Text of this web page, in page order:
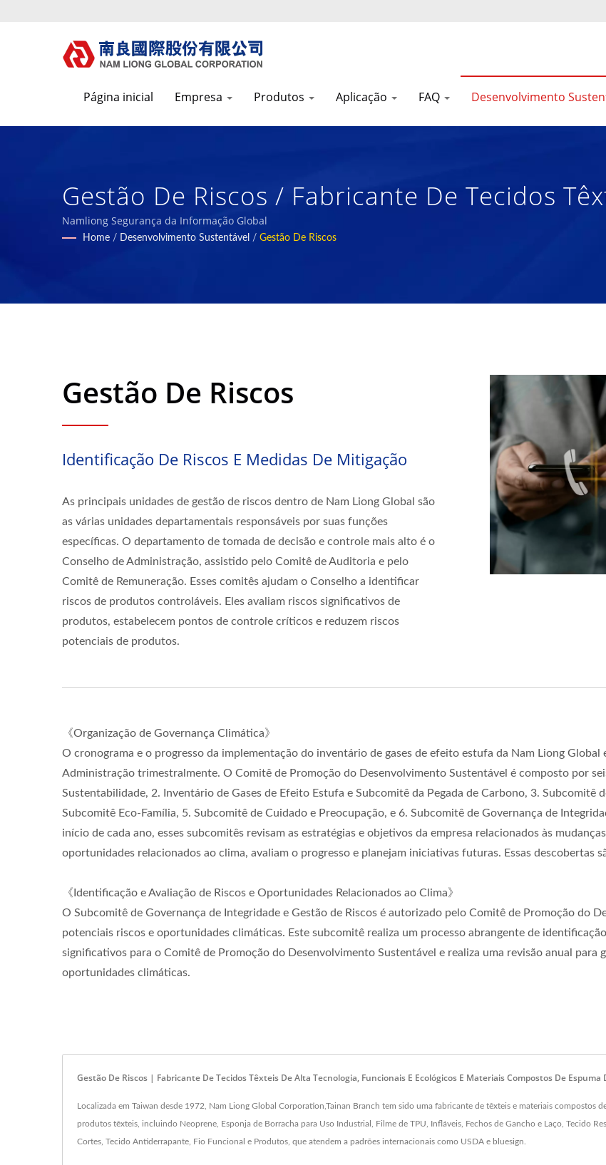
Página inicial Empresa Produtos Aplicação FAQ Desenvolvimento
Gestão De Riscos / Fabricante De Tecidos
Funcionais E Ecológicos E Materiais
Namliong Segurança da Informação Global
Home / Desenvolvimento Sustentável / Gestão De Riscos
Gestão De Riscos
Identificação De Riscos E Medidas De Mitigação
As principais unidades de gestão de riscos dentro de Nam Liong Global são
as várias unidades departamentais responsáveis por suas funções
específicas. O departamento de tomada de decisão e controle mais alto é o
Conselho de Administração, assistido pelo Comitê de Auditoria e pelo
Comitê de Remuneração. Esses comitês ajudam o Conselho a identificar
riscos de produtos controláveis. Eles avaliam riscos significativos de
produtos, estabelecem pontos de controle críticos e reduzem riscos
potenciais de produtos.
《Organização de Governança Climática》
O cronograma e o progresso da implementação do inventário de gases de efeito estufa da Nam Liong Global
Administração trimestralmente. O Comitê de Promoção do Desenvolvimento Sustentável é composto por
Sustentabilidade, 2. Inventário de Gases de Efeito Estufa e Subcomitê da Pegada de Carbono, 3. Subcomitê
Subcomitê Eco-Família, 5. Subcomitê de Cuidado e Preocupação, e 6. Subcomitê de Governança de
início de cada ano, esses subcomitês revisam as estratégias e objetivos da empresa relacionados às
oportunidades relacionados ao clima, avaliam o progresso e planejam iniciativas futuras. Essas descobertas
《Identificação e Avaliação de Riscos e Oportunidades Relacionados ao Clima》
O Subcomitê de Governança de Integridade e Gestão de Riscos é autorizado pelo Comitê de Promoção do
potenciais riscos e oportunidades climáticas. Este subcomitê realiza um processo abrangente de
significativos para o Comitê de Promoção do Desenvolvimento Sustentável e realiza uma revisão anual para
oportunidades climáticas.
Gestão De Riscos | Fabricante De Tecidos Têxteis De Alta Tecnologia, Funcionais E Ecológicos E Materiais Compostos De
Localizada em Taiwan desde 1972, Nam Liong Global Corporation,Tainan Branch tem sido uma fabricante de têxteis e materiais compostos
produtos têxteis, incluindo Neoprene, Esponja de Borracha para Uso Industrial, Filme de TPU, Infláveis, Fechos de Gancho e Laço, Tecido
Cortes, Tecido Antiderrapante, Fio Funcional e Produtos, que atendem a padrões internacionais como USDA e bluesign.